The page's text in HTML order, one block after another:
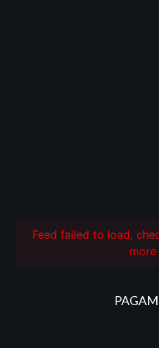
Feed failed to load,